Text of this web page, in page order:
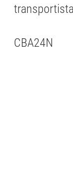
CBA24N